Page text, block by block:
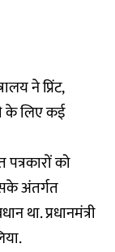
ने प्रिंट,
के लिए कई
को
अंतर्गत
था. प्रधानमंत्री